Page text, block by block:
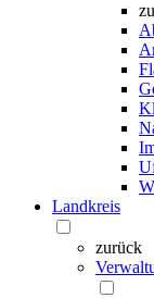
Landkreis
zurück